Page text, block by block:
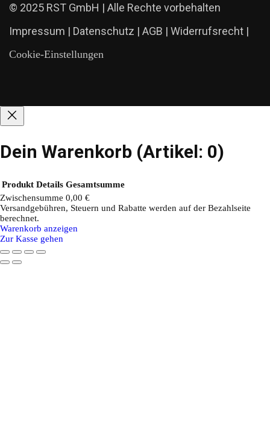
© 2025 RST GmbH | Alle Rechte vorbehalten
Impressum | Datenschutz | AGB | Widerrufsrecht |
Cookie-Einstellungen
Dein Warenkorb (Artikel: 0)
Produkte
im
Warenkorb
Produkt Details Gesamtsumme
Zwischensumme 0,00 €
Versandgebühren, Steuern und Rabatte werden auf der Bezahlseite
berechnet.
Warenkorb anzeigen
Zur Kasse gehen